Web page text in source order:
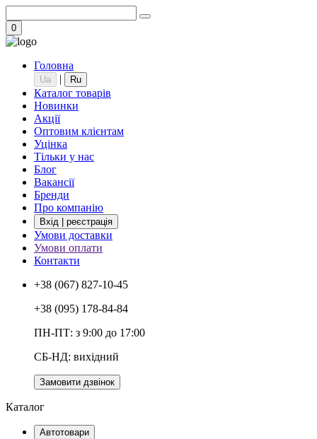
0
Головна
Ua | Ru
Каталог товарів
Новинки
Акції
Оптовим клієнтам
Уцінка
Тільки у нас
Блог
Вакансії
Бренди
Про компанію
Вхід | реєстрація
Умови доставки
Умови оплати
Контакти
+38 (067) 827-10-45
+38 (095) 178-84-84
ПН-ПТ: з 9:00 до 17:00
СБ-НД: вихідний
Замовити дзвінок
Каталог
Автотовари